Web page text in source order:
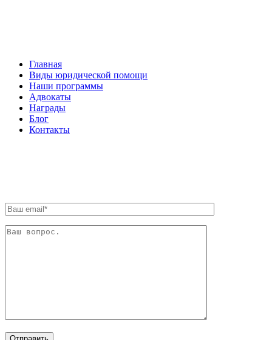
Главная
Виды юридической помощи
Наши программы
Адвокаты
Награды
Блог
Контакты